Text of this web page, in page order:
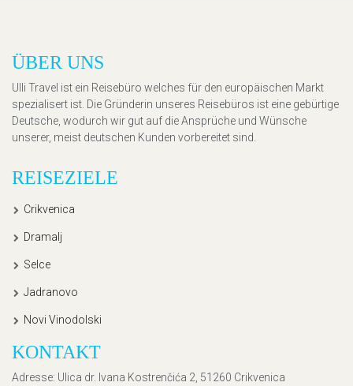
ÜBER UNS
Ulli Travel ist ein Reisebüro welches für den europäischen Markt
spezialisert ist. Die Gründerin unseres Reisebüros ist eine gebürtige
Deutsche, wodurch wir gut auf die Ansprüche und Wünsche
unserer, meist deutschen Kunden vorbereitet sind.
REISEZIELE
Crikvenica
Dramalj
Selce
Jadranovo
Novi Vinodolski
KONTAKT
Adresse: Ulica dr. Ivana Kostrenčića 2, 51260 Crikvenica